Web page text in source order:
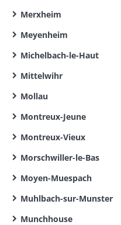
Merxheim
Meyenheim
Michelbach-le-Haut
Mittelwihr
Mollau
Montreux-Jeune
Montreux-Vieux
Morschwiller-le-Bas
Moyen-Muespach
Muhlbach-sur-Munster
Munchhouse